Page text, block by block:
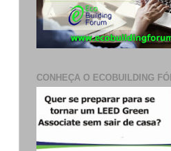
CONHEÇA O ECOBUILDING